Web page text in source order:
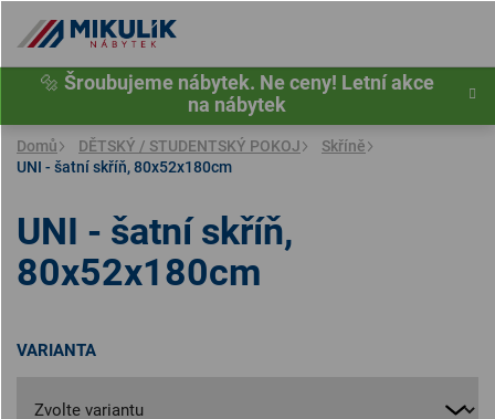
obsah
🔩 Šroubujeme nábytek. Ne ceny! Letní akce
na nábytek
Domů DĚTSKÝ / STUDENTSKÝ POKOJ
Skříně
UNI - šatní skříň, 80x52x180cm
VARIANTA
UNI - šatní skříň,
80x52x180cm